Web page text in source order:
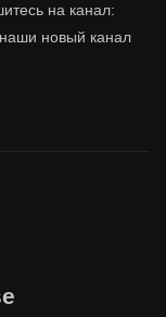
на канал:
новый канал